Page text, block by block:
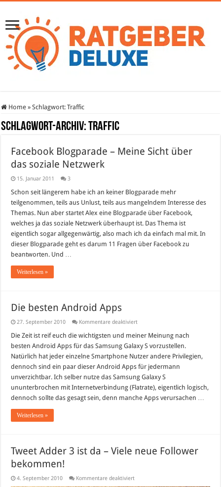
Home » Schlagwort:Traffic
Schlagwort-Archiv:Traffic
Facebook Blogparade – Meine Sicht über
das soziale Netzwerk
15. Januar 2011 3
Schon seit längerem habe ich an keiner Blogparade mehr
teilgenommen, teils aus Unlust, teils aus mangelndem Interesse des
Themas. Nun aber startet Alex eine Blogparade über Facebook,
welches ja das soziale Netzwerk überhaupt ist. Das Thema ist
eigentlich sogar allgegenwärtig, also mach ich da einfach mal mit. In
dieser Blogparade geht es darum 11 Fragen über Facebook zu
beantworten. Und …
Weiterlesen »
Die besten Android Apps
27. September 2010 Kommentare deaktiviertfür
besten
Apps
Die Zeit ist reif euch die wichtigsten und meiner Meinung nach
besten Android Apps für das Samsung Galaxy S vorzustellen.
Natürlich hat jeder einzelne Smartphone Nutzer andere Privilegien,
dennoch sind ein paar dieser Android Apps für jedermann
unverzichtbar. Ich selber nutze das Samsung Galaxy S
ununterbrochen mit Internetverbindung (Flatrate), eigentlich logisch,
dennoch sollte das gesagt sein, denn manche Apps verursachen …
Weiterlesen »
Tweet Adder 3 ist da – Viele neue Follower
bekommen!
4. September 2010 Kommentare deaktiviertfür